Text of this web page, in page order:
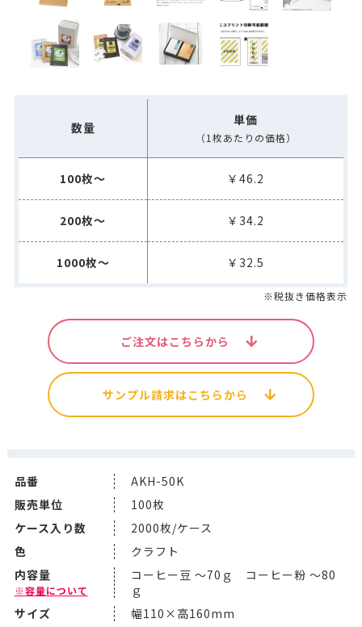
数量 単価
（1枚あたりの価格）
100枚～ ￥46.2
200枚～ ￥34.2
1000枚～ ￥32.5
※税抜き価格表示
ご注文はこちらから
サンプル請求はこちらから
品番
AKH-50K
販売単位
100枚
ケース入り数
2000枚/ケース
色
クラフト
内容量
※容量について
コーヒー豆 ～70ｇ コーヒー粉 ～80
ｇ
サイズ
幅110×高160mm